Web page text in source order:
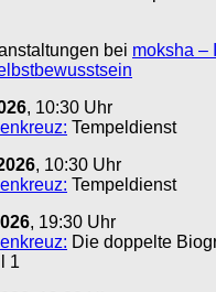
bei moksha –
, 10:30 Uhr
Tempeldienst
, 10:30 Uhr
Tempeldienst
, 19:30 Uhr
Die doppelte
1